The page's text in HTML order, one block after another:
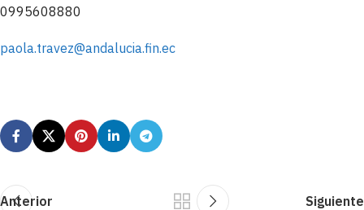
0995608880
paola.travez@andalucia.fin.ec
Anterior Siguiente